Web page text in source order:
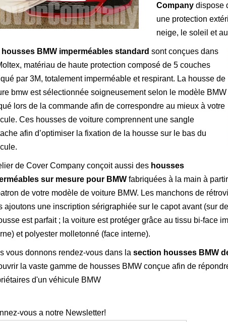
Company dispose
une protection
neige, le soleil et
housses BMW imperméables standard sont conçues dans
matériau de haute protection composé de 5 couches
par 3M, totalement imperméable et respirant. La housse de
bmw est sélectionnée soigneusement selon le modèle BMW
lors de la commande afin de correspondre au mieux à votre
Ces housses de voiture comprennent une sangle
afin d’optimiser la fixation de la housse sur le bas du
de Cover Company conçoit aussi des housses
sur mesure pour BMW fabriquées à la main à partir
de votre modèle de voiture BMW. Les manchons de
ajoutons une inscription sérigraphiée sur le capot avant (sur
est parfait ; la voiture est protéger grâce au tissu bi-face
et polyester molletonné (face interne).
vous donnons rendez-vous dans la section housses BMW
la vaste gamme de housses BMW conçue afin de
d'un véhicule BMW
vous a notre Newsletter!